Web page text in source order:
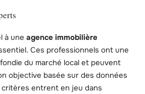
à une agence immobilière
Ces professionnels ont une
du marché local et peuvent
objective basée sur des données
entrent en jeu dans